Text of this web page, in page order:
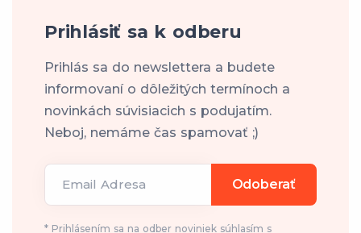
Prihlásiť sa k odberu
Prihlás sa do newslettera a budete
informovaní o dôležitých termínoch a
novinkách súvisiacich s podujatím.
Neboj, nemáme čas spamovať ;)
Email Adresa Odoberať
* Prihlásením sa na odber noviniek súhlasím s